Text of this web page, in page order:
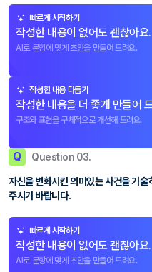
빠르게 시작하기
작성한 내용이 없어도 괜찮아요.
AI로 문항에 맞게 초안을 만들어 드려요.
작성한 내용 다듬기
작성한 내용을 더 좋게 만들어
구조와 표현을 구체적으로 개선해 드려요.
Q Question 03.
자신을 변화시킨 의미있는 사건을 기
주시기 바랍니다.
빠르게 시작하기
작성한 내용이 없어도 괜찮아요.
AI로 문항에 맞게 초안을 만들어 드려요.